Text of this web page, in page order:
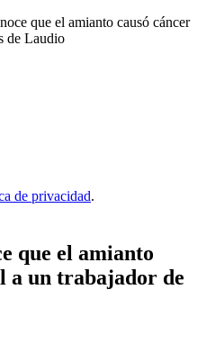
que el amianto causó cáncer
de Laudio
de privacidad.
que el amianto
a un trabajador de